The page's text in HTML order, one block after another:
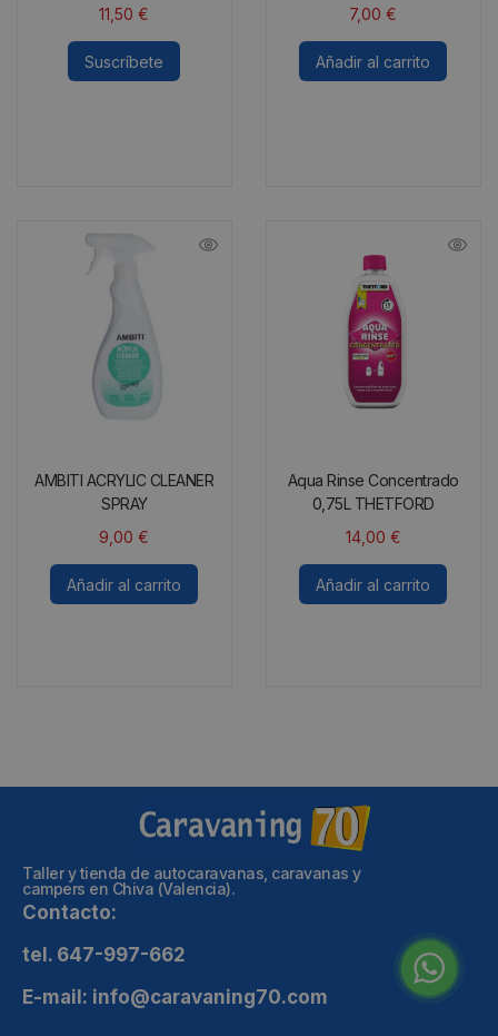
11,50€
Suscríbete
7,00€
Añadir al carrito
AMBITI ACRYLIC CLEANER
SPRAY
9,00€
Añadir al carrito
Aqua Rinse Concentrado
0,75L THETFORD
14,00 €
Añadir al carrito
Taller y tienda de autocaravanas, caravanas y
campers en Chiva (Valencia).
Contacto:
tel. 647-997-662
E-mail: info@caravaning70.com